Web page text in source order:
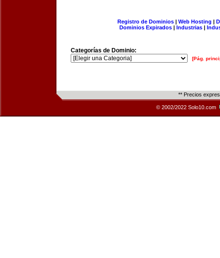
Registro de Dominios| Web Hosting |
Dominios Expirados | Industrias |
Categorías de Dominio:
[Pág.
** Precios
© 2002/2022 Solo10.com